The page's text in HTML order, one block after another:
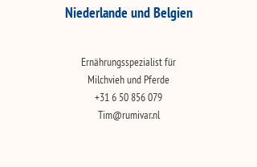
Niederlande und Belgien
Ernährungsspezialist für
Milchvieh und Pferde
+31 6 50 856 079
Tim@rumivar.nl